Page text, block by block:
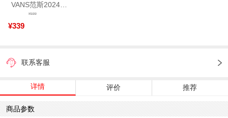
VANS范斯2024中性SK8-HiCL帆布鞋/硫化鞋VN000D5IB8C
¥339
¥599
联系客服
详情 评价 推荐
商品参数